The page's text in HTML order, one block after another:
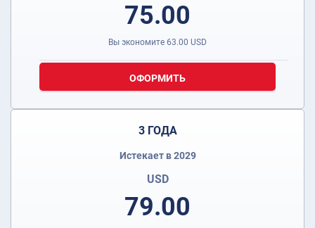
75.00
Вы экономите 63.00 USD
ОФОРМИТЬ
3 ГОДА
Истекает в 2029
USD
79.00